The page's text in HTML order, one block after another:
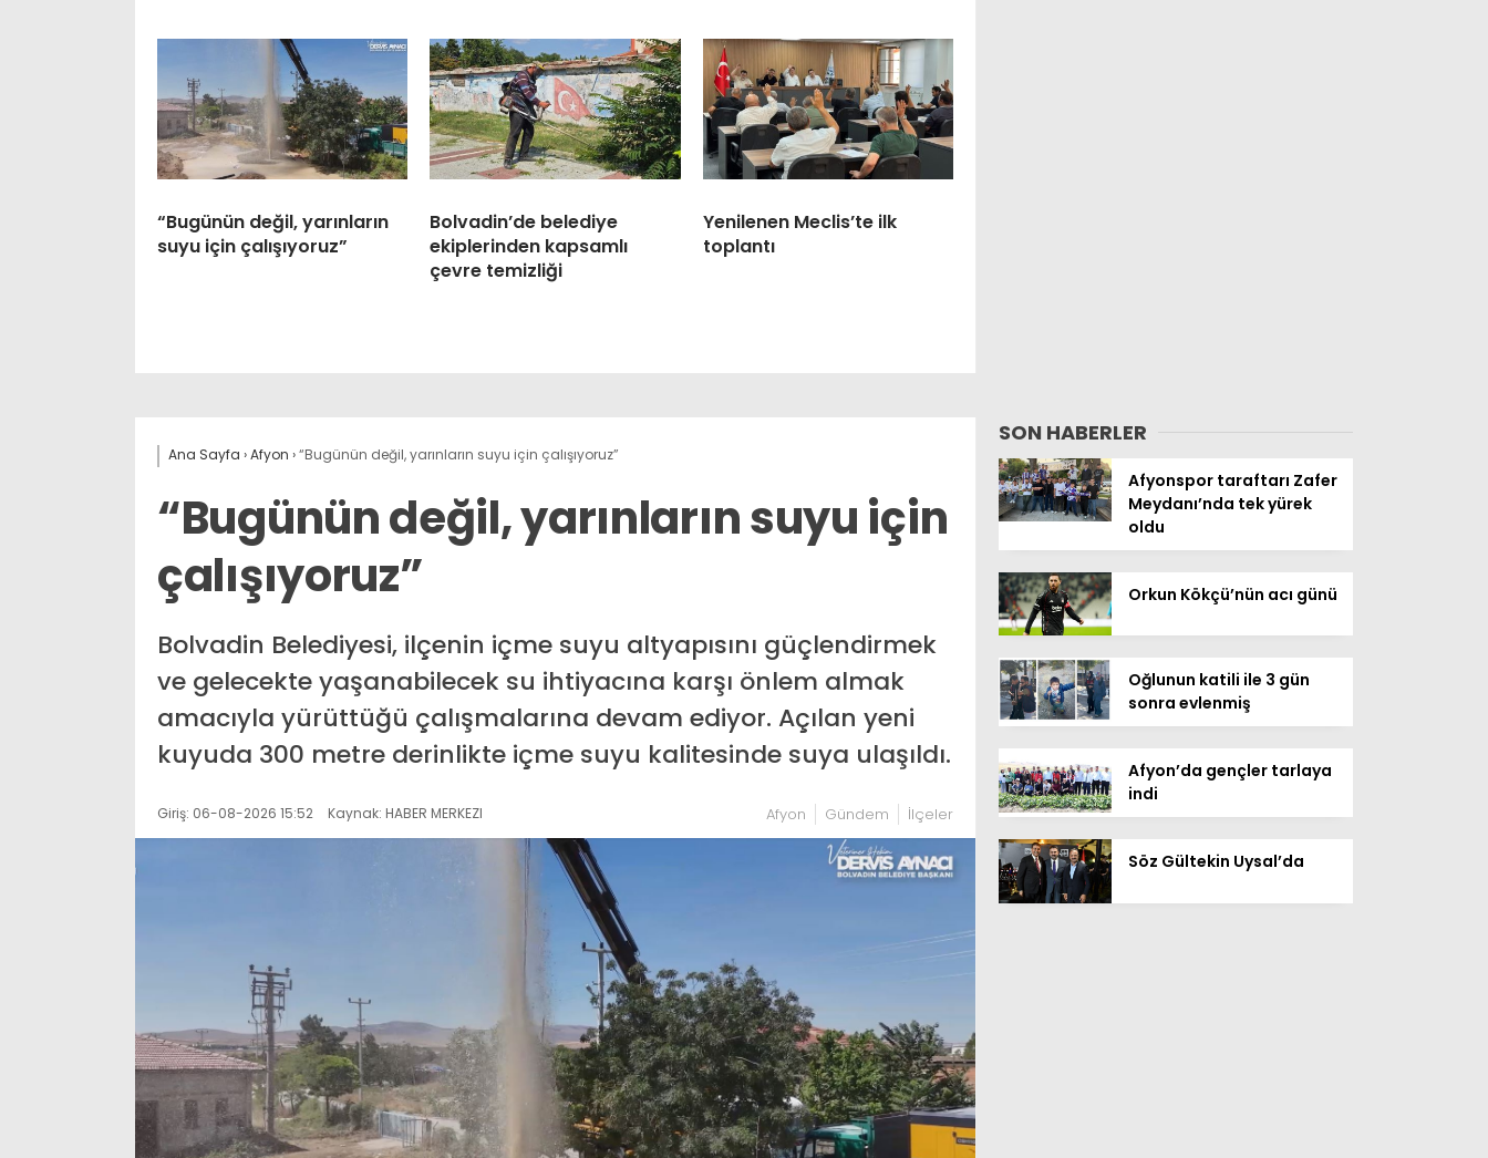
“Bugünün değil, yarınların
suyu için çalışıyoruz”
Bolvadin’de belediye
ekiplerinden kapsamlı
çevre temizliği
Yenilenen Meclis’te ilk
toplantı
Ana Sayfa ›Afyon ›“Bugünün değil, yarınların suyu için çalışıyoruz”
“Bugünün değil, yarınların suyu için
çalışıyoruz”
Bolvadin Belediyesi, ilçenin içme suyu altyapısını güçlendirmek
ve gelecekte yaşanabilecek su ihtiyacına karşı önlem almak
amacıyla yürüttüğü çalışmalarına devam ediyor. Açılan yeni
kuyuda 300 metre derinlikte içme suyu kalitesinde suya ulaşıldı.
Giriş: 06-08-2026 15:52 Kaynak: HABER MERKEZI Afyon Gündem İlçeler
SON HABERLER
Afyonspor taraftarı Zafer
Meydanı’nda tek yürek
oldu
Orkun Kökçü’nün acı günü
Oğlunun katili ile 3 gün
sonra evlenmiş
Afyon’da gençler tarlaya
indi
Söz Gültekin Uysal’da